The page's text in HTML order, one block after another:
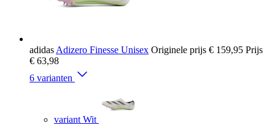
adidas Adizero Finesse Unisex Originele prijs € 159,95 Prijs
€ 63,98
6 varianten
variant Wit